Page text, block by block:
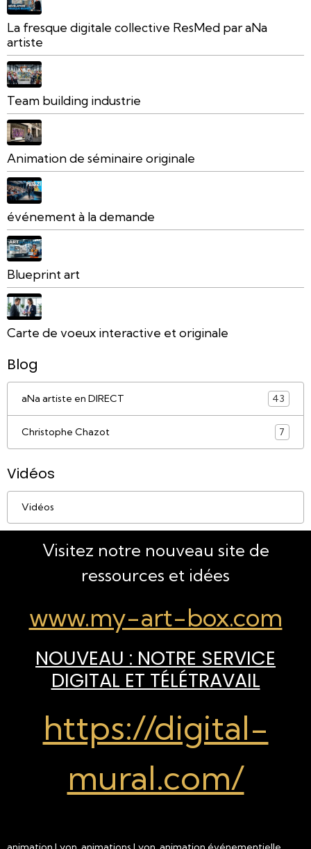
La fresque digitale collective ResMed par aNa
artiste
Team building industrie
Animation de séminaire originale
événement à la demande
Blueprint art
Carte de voeux interactive et originale
Blog
aNa artiste en DIRECT 43
Christophe Chazot 7
Vidéos
Vidéos
Visitez notre nouveau site de
ressources et idées
www.my-art-box.com
NOUVEAU : NOTRE SERVICE
DIGITAL ET TÉLÉTRAVAIL
https://digital-
mural.com/